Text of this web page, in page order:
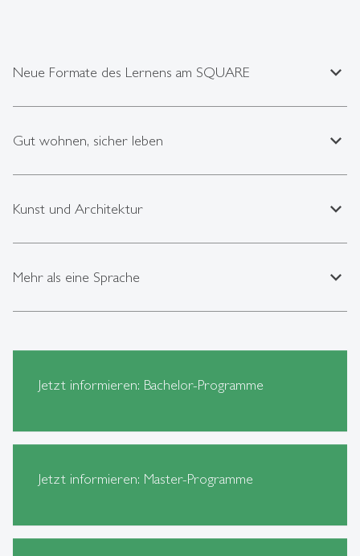
Neue Formate des Lernens am SQUARE expand_less
Gut wohnen, sicher leben expand_less
Kunst und Architektur expand_less
Mehr als eine Sprache expand_less
Jetzt informieren: Bachelor-Programme
Jetzt informieren: Master-Programme